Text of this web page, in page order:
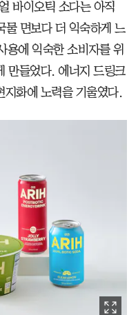
바이오틱 소다는 아직
물 면보다 더 익숙하게 느
용에 익숙한 소비자를 위
만들었다. 에너지 드링크
지화에 노력을 기울였다.